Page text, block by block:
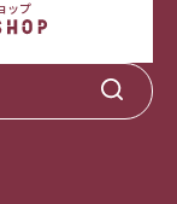
ップ